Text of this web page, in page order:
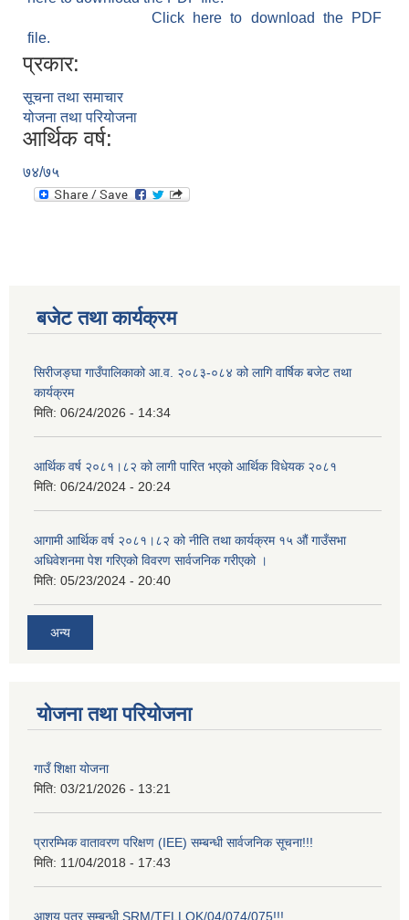
Click here to download the PDF
file.
प्रकार:
सूचना तथा समाचार
योजना तथा परियोजना
आर्थिक वर्ष:
७४/७५
बजेट तथा कार्यक्रम
सिरीजङ्घा गाउँपालिकाको आ.व. २०८३-०८४ को लागि वार्षिक बजेट तथा
कार्यक्रम
मिति: 06/24/2026 - 14:34
आर्थिक वर्ष २०८१।८२ को लागी पारित भएको आर्थिक विधेयक २०८१
मिति: 06/24/2024 - 20:24
आगामी आर्थिक वर्ष २०८१।८२ को नीति तथा कार्यक्रम १५ औं गाउँसभा
अधिवेशनमा पेश गरिएको विवरण सार्वजनिक गरीएको ।
मिति: 05/23/2024 - 20:40
अन्य
योजना तथा परियोजना
गाउँ शिक्षा योजना
मिति: 03/21/2026 - 13:21
प्रारम्भिक वातावरण परिक्षण (IEE) सम्बन्धी सार्वजनिक सूचना!!!
मिति: 11/04/2018 - 17:43
आशय पत्र सम्बन्धी SRM/TELLOK/04/074/075!!!